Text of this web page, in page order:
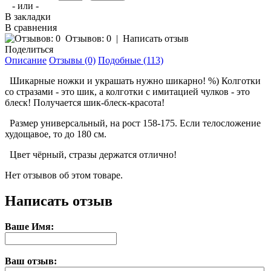
- или -
В закладки
В сравнения
Отзывов: 0 | Написать отзыв
Поделиться
Описание Отзывы (0) Подобные (113)
Шикарные ножки и украшать нужно шикарно! %) Колготки
со стразами - это шик, а колготки с имитацией чулков - это
блеск! Получается шик-блеск-красота!
Размер универсальный, на рост 158-175. Если телосложение
худощавое, то до 180 см.
Цвет чёрный, стразы держатся отлично!
Нет отзывов об этом товаре.
Написать отзыв
Ваше Имя:
Ваш отзыв: